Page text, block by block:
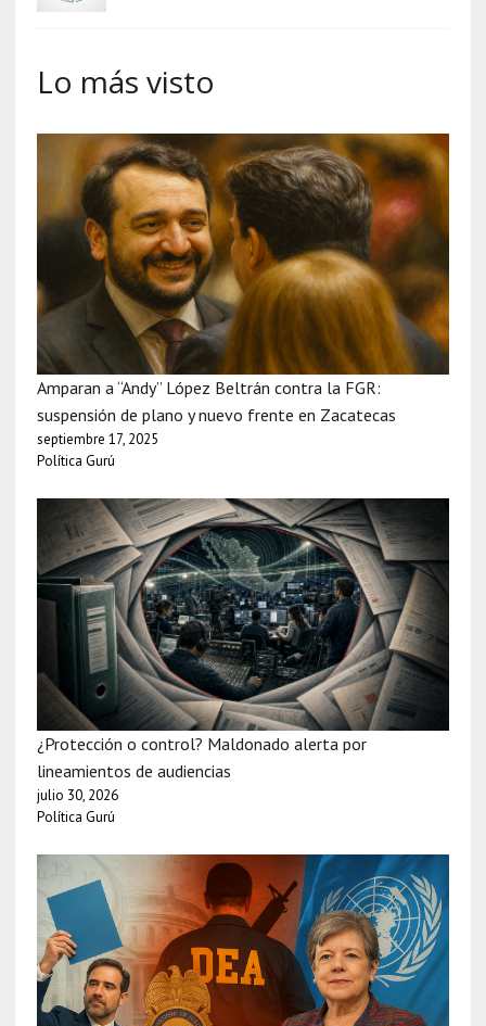
Lo más visto
Amparan a “Andy” López Beltrán contra la FGR:
suspensión de plano y nuevo frente en Zacatecas
septiembre 17, 2025
Política Gurú
¿Protección o control? Maldonado alerta por
lineamientos de audiencias
julio 30, 2026
Política Gurú